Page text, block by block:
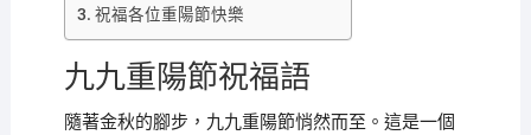
祝福各位重陽節快樂
九九重陽節祝福語
隨著金秋的腳步，九九重陽節悄然而至。這是一個